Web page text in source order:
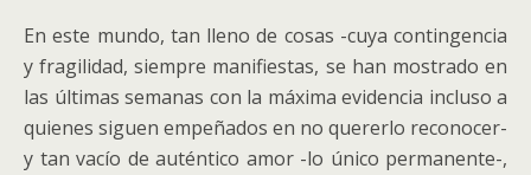
En este mundo, tan lleno de cosas -cuya contingencia
y fragilidad, siempre manifiestas, se han mostrado en
las últimas semanas con la máxima evidencia incluso a
quienes siguen empeñados en no quererlo reconocer-
y tan vacío de auténtico amor -lo único permanente-,